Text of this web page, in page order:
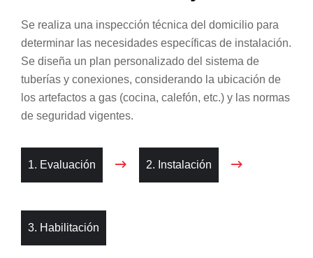
Se realiza una inspección técnica del domicilio para
determinar las necesidades específicas de instalación.
Se diseña un plan personalizado del sistema de
tuberías y conexiones, considerando la ubicación de
los artefactos a gas (cocina, calefón, etc.) y las normas
de seguridad vigentes.
1. Evaluación 2. Instalación
3. Habilitación